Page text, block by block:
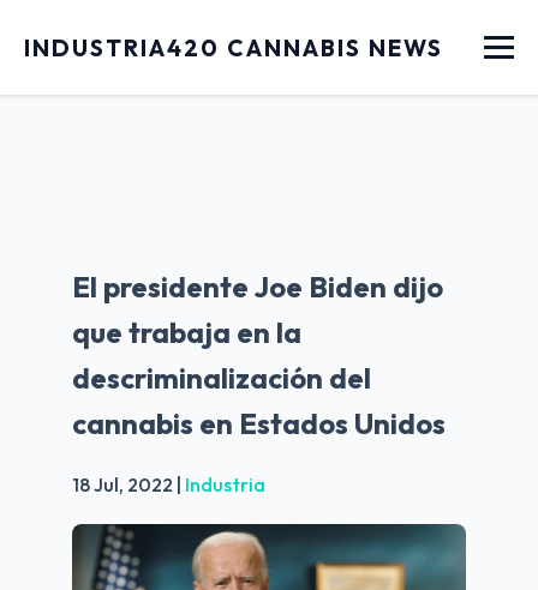
INDUSTRIA420 CANNABIS NEWS Menu
El presidente Joe Biden dijo
que trabaja en la
descriminalización del
cannabis en Estados Unidos
18 Jul, 2022 | Industria